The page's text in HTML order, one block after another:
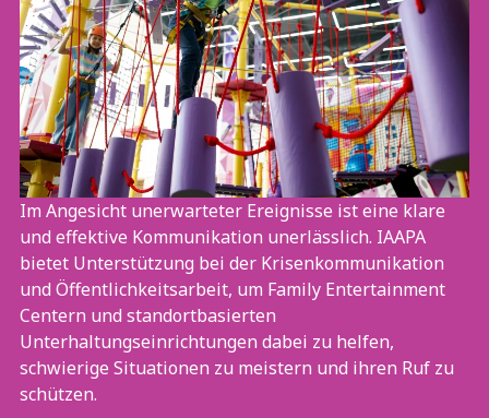
Im Angesicht unerwarteter Ereignisse ist eine klare
und effektive Kommunikation unerlässlich. IAAPA
bietet Unterstützung bei der Krisenkommunikation
und Öffentlichkeitsarbeit, um Family Entertainment
Centern und standortbasierten
Unterhaltungseinrichtungen dabei zu helfen,
schwierige Situationen zu meistern und ihren Ruf zu
schützen.